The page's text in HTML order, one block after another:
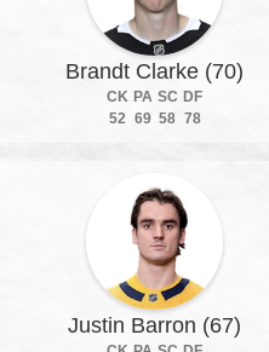
Brandt Clarke (70)
CK PA SC DF
52 69 58 78
Justin Barron (67)